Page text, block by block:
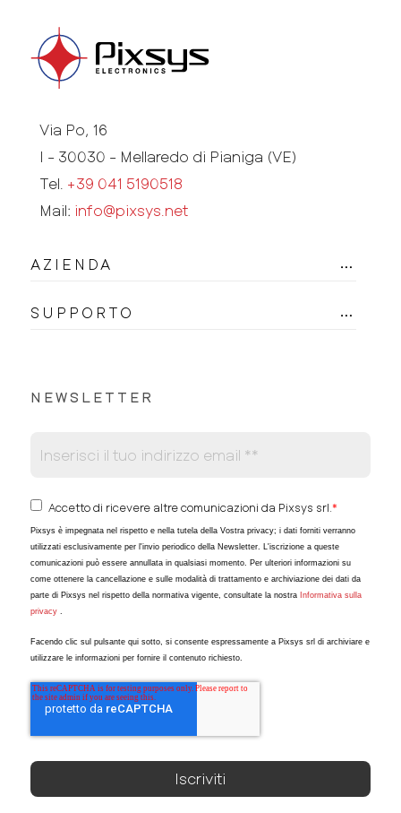
Via Po, 16
I - 30030 - Mellaredo di Pianiga (VE)
Tel. +39 041 5190518
Mail: info@pixsys.net
AZIENDA
SUPPORTO
NEWSLETTER
Accetto di ricevere altre comunicazioni da Pixsys srl. *
Pixsys è impegnata nel rispetto e nella tutela della Vostra privacy; i dati forniti verranno
utilizzati esclusivamente per l'invio periodico della Newsletter. L'iscrizione a queste
comunicazioni può essere annullata in qualsiasi momento. Per ulteriori informazioni su
come ottenere la cancellazione e sulle modalità di trattamento e archiviazione dei dati da
parte di Pixsys nel rispetto della normativa vigente, consultate la nostra Informativa sulla
privacy.
Facendo clic sul pulsante qui sotto, si consente espressamente a Pixsys srl di archiviare e
utilizzare le informazioni per fornire il contenuto richiesto.